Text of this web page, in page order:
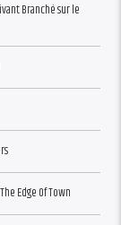
Branché sur le
Edge Of Town